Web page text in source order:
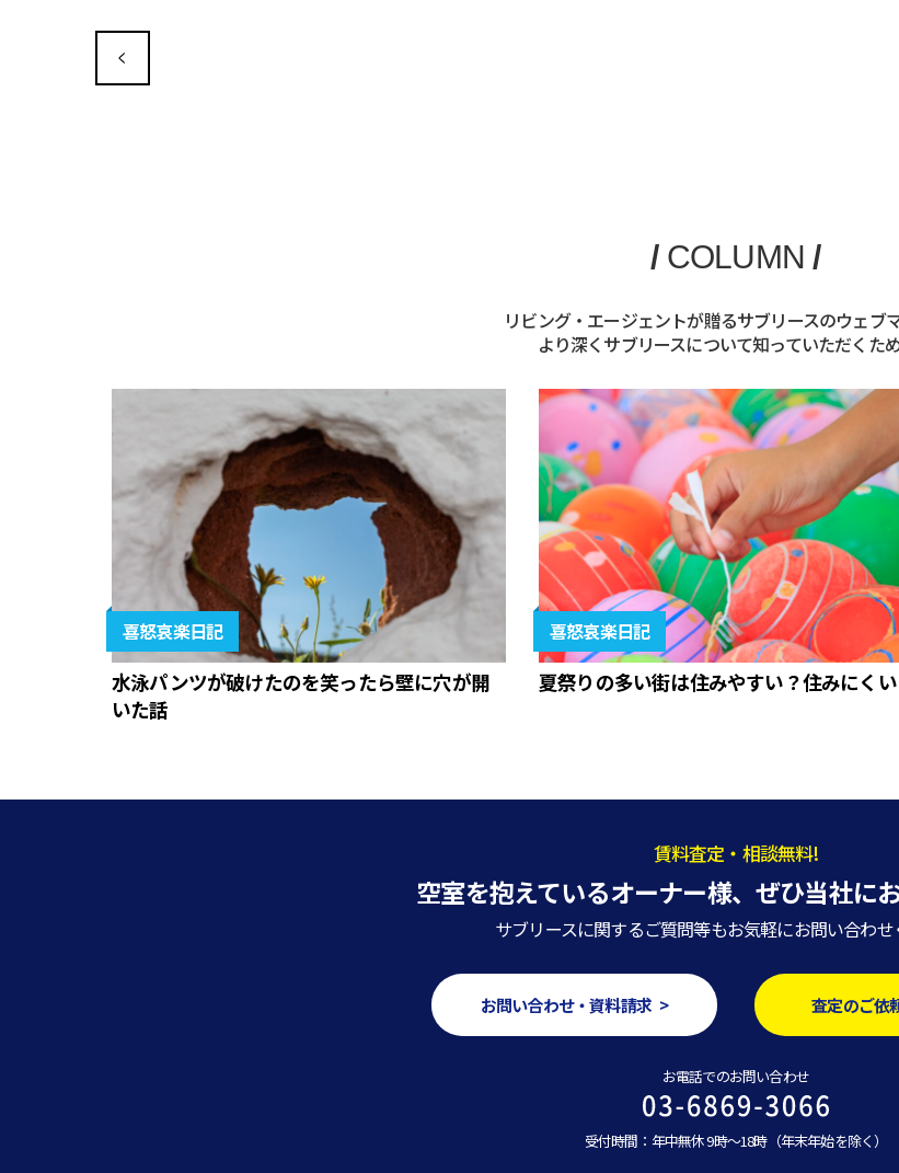
/ COLUMN /
リビング・エージェントが贈るサブリースのウェブ
より深くサブリースについて知っていただくため
喜怒哀楽日記
水泳パンツが破けたのを笑ったら壁に穴が開
いた話
喜怒哀楽日記
夏祭りの多い街は住みやすい？住みにくい
賃料査定・相談無料!
空室を抱えているオーナー様、ぜひ当社に
サブリースに関するご質問等もお気軽にお問い合わせ
お問い合わせ・資料請求 > 査定のご依
お電話でのお問い合わせ
受付時間：年中無休 9時～18時（年末年始を除く）